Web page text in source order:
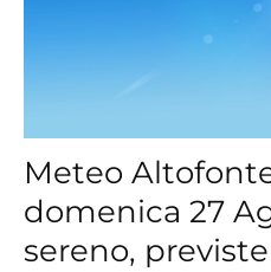
Meteo
domenica 27
sereno,